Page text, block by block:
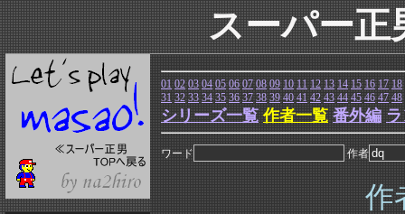
スーパー
01 02 03 04 05 06 07 08 09 10 11 12 13 14 15 16 17 18
31 32 33 34 35 36 37 38 39 40 41 42 43 44 45 46 47 48
シリーズ一覧 作者一覧 番外編
ワード 作者
作